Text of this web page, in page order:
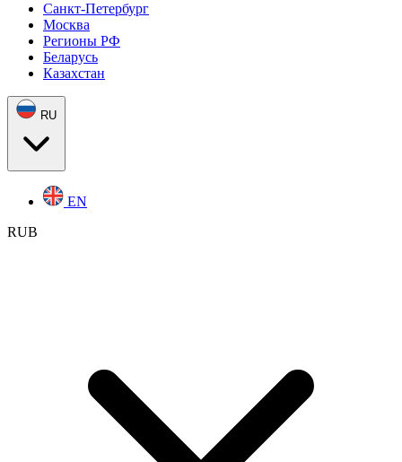
Санкт-Петербург
Москва
Регионы РФ
Беларусь
Казахстан
RU
EN
RUB